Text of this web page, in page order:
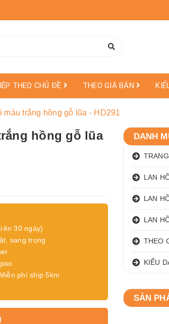
THEO CHỦ ĐỀ THEO GIÁ BÁN
màu trắng hồng gỗ lũa - HD291
hồng gỗ lũa
30 ngày)
sang trọng
phí ship 5km
DANH
LAN
LAN
THEO
KIỂU
SẢN